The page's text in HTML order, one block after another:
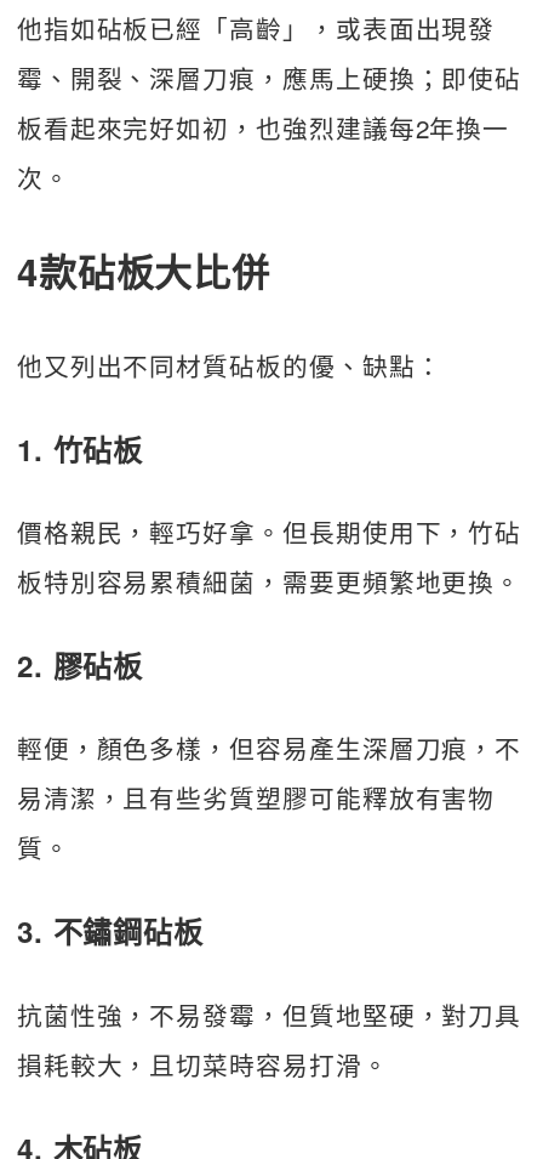
他指如砧板已經「高齡」，或表面出現發
霉、開裂、深層刀痕，應馬上硬換；即使砧
板看起來完好如初，也強烈建議每2年換一
次。
4款砧板大比併
他又列出不同材質砧板的優、缺點：
1. 竹砧板
價格親民，輕巧好拿。但長期使用下，竹砧
板特別容易累積細菌，需要更頻繁地更換。
2. 膠砧板
輕便，顏色多樣，但容易產生深層刀痕，不
易清潔，且有些劣質塑膠可能釋放有害物
質。
3. 不鏽鋼砧板
抗菌性強，不易發霉，但質地堅硬，對刀具
損耗較大，且切菜時容易打滑。
4. 木砧板